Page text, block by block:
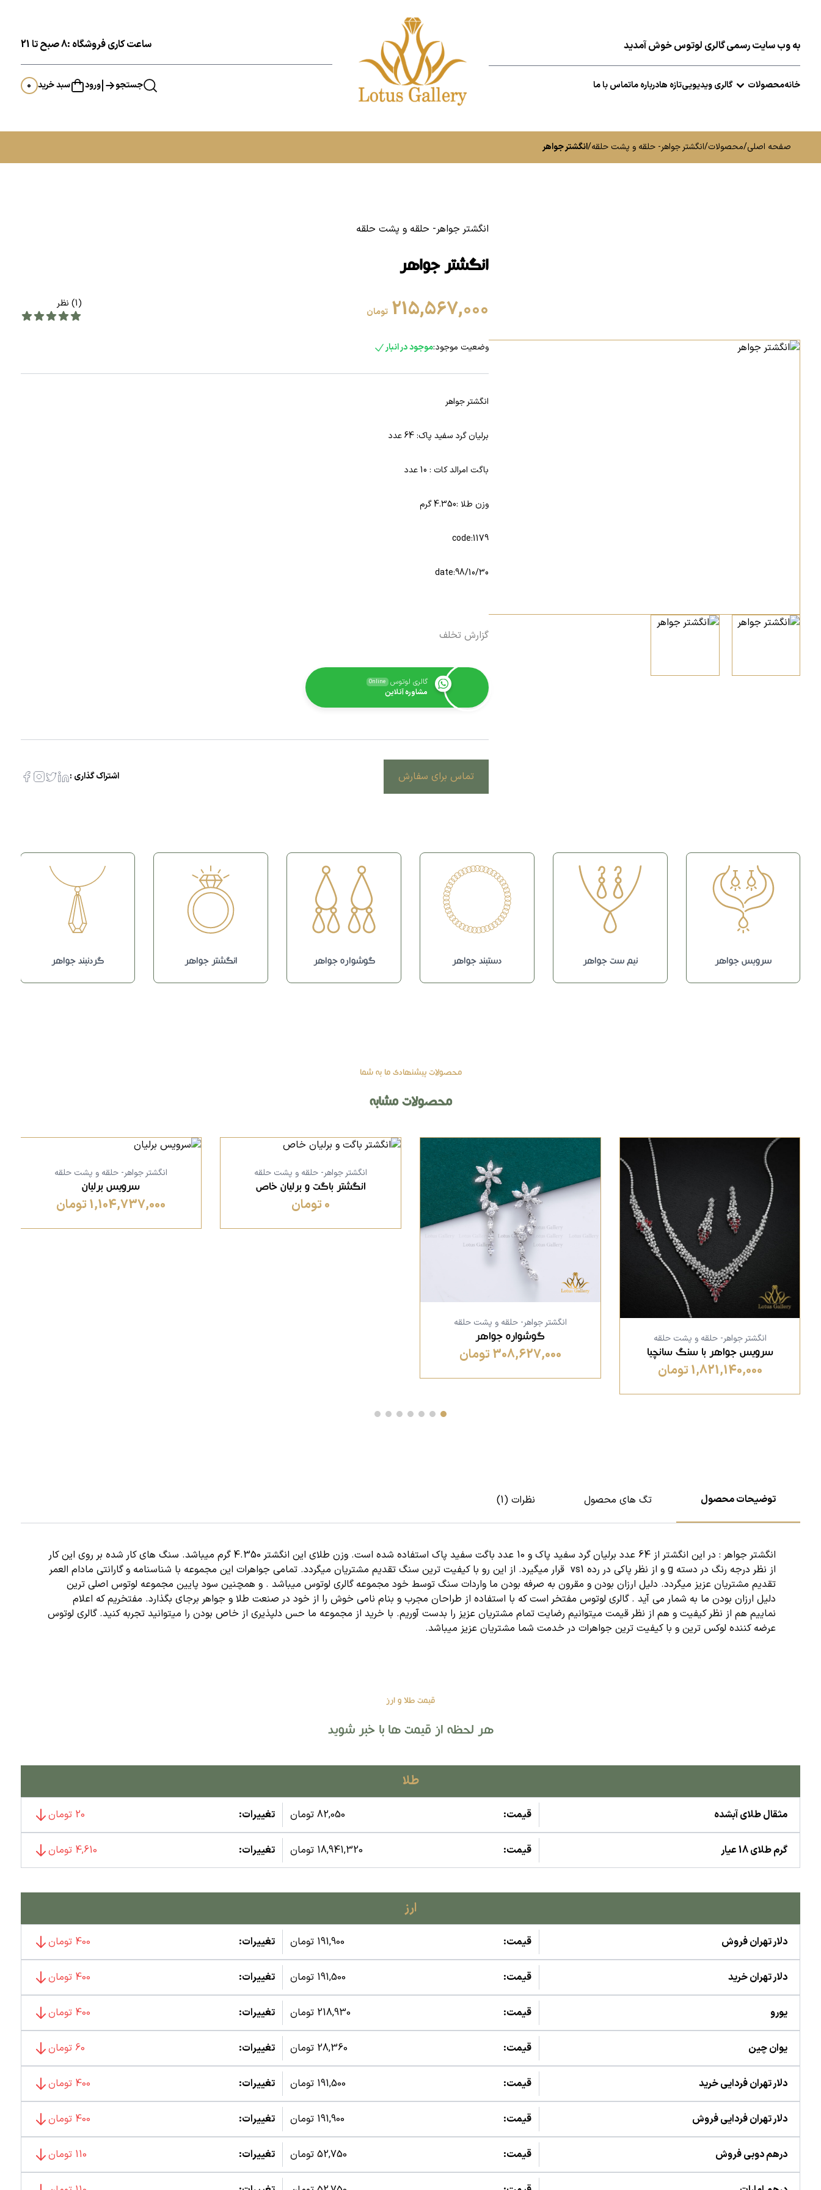
به وب سایت رسمی گالری لوتوس خوش آمدید
خانهمحصولات گالری ویدیوییتازه هادرباره ماتماس با ما
ساعت کاری فروشگاه :8 صبح تا 21
جستجو ورود سبد خرید 0
صفحه اصلی/محصولات/انگشتر جواهر- حلقه و پشت حلقه/انگشتر جواهر
انگشتر جواهر- حلقه و پشت حلقه
انگشتر جواهر
215,567,000 تومان
(1) نظر
وضعیت موجود:موجود در انبار
انگشتر جواهر
برلیان گرد سفید پاک: 64 عدد
باگت امرالد کات : 10 عدد
وزن طلا :4.350 گرم
code:1179
date:98/10/30
گزارش تخلف
گالری لوتوس Online
مشاوره آنلاین
تماس برای سفارش اشتراک گذاری :
سرویس جواهر نیم ست جواهر دستبند جواهر گوشواره جواهر انگشتر جواهر گردنبند جواهر
محصولات پیشنهادی ما به شما
محصولات مشابه
انگشتر جواهر- حلقه و پشت حلقه
سرویس جواهر با سنگ سانچیا
1,821,140,000 تومان
انگشتر جواهر- حلقه و پشت حلقه
گوشواره جواهر
308,627,000 تومان
انگشتر جواهر- حلقه و پشت حلقه
انگشتر باگت و برلیان خاص
0 تومان
انگشتر جواهر- حلقه و پشت حلقه
سرویس برلیان
1,104,737,000 تومان
توضیحات محصول تگ های محصول نظرات (1)
انگشتر جواهر : در این انگشتر از 64 عدد برلیان گرد سفیدپاک و 10 عدد باگت سفید پاک
استفاده شده است. وزن طلای این انگشتر 4.350 گرم میباشد. سنگ های کار شده بر روی این کار
از نظر درجه رنگ در دسته g و از نظر پاکی در رده vs1 قرار میگیرد. از این رو با کیفیت ترین سنگ تقدیم مشتریان میگردد. تمامی جواهرات این مجموعه با شناسنامه و گارانتی مادام العمر
تقدیم مشتریان عزیز میگردد. دلیل ارزان بودن و مقرون به صرفه بودن ما واردات سنگ توسط خود مجموعه گالری لوتوس میباشد . و همچنین سود پایین مجموعه لوتوس اصلی ترین
دلیل ارزان بودن ما به شمار می آید . گالری لوتوس مفتخر است که با استفاده از طراحان مجرب و بنام نامی خوش را از خود در صنعت طلا و جواهر برجای بگذارد. مفتخریم که اعلام
نماییم هم از نظر کیفیت و هم از نظر قیمت میتوانیم رضایت تمام مشتریان عزیز را بدست آوریم. با خرید از مجموعه ما حس دلپذیری از خاص بودن را میتوانید تجربه کنید. گالری لوتوس
عرضه کننده لوکس ترین و با کیفیت ترین جواهرات در خدمت شما مشتریان عزیز میباشد.
قیمت طلا و ارز
هر لحظه از قیمت ها با خبر شوید
طلا
مثقال طلای آبشده قیمت: 82,050 تومان تغییرات: 20 تومان
گرم طلای 18 عیار قیمت: 18,941,320 تومان تغییرات: 4,610 تومان
ارز
دلار تهران فروش قیمت: 191,900 تومان تغییرات: 400 تومان
دلار تهران خرید قیمت: 191,500 تومان تغییرات: 400 تومان
یورو قیمت: 218,930 تومان تغییرات: 400 تومان
یوان چین قیمت: 28,360 تومان تغییرات: 60 تومان
دلار تهران فردایی خرید قیمت: 191,500 تومان تغییرات: 400 تومان
دلار تهران فردایی فروش قیمت: 191,900 تومان تغییرات: 400 تومان
درهم دوبی فروش قیمت: 52,750 تومان تغییرات: 110 تومان